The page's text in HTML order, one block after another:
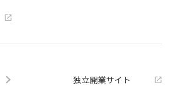
独立開業サイト